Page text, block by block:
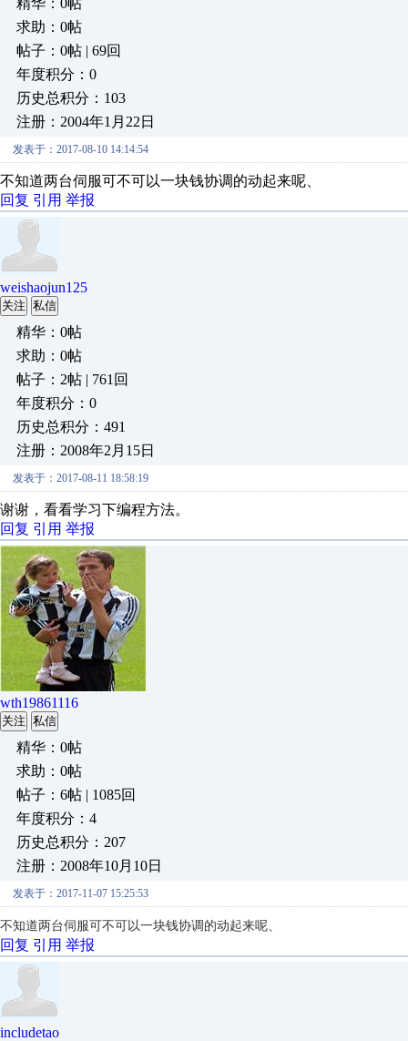
精华：0帖
求助：0帖
帖子：0帖 | 69回
年度积分：0
历史总积分：103
注册：2004年1月22日
发表于：2017-08-10 14:14:54
不知道两台伺服可不可以一块钱协调的动起来呢、
回复 引用 举报
weishaojun125
关注 私信
精华：0帖
求助：0帖
帖子：2帖 | 761回
年度积分：0
历史总积分：491
注册：2008年2月15日
发表于：2017-08-11 18:58:19
谢谢，看看学习下编程方法。
回复 引用 举报
wth19861116
关注 私信
精华：0帖
求助：0帖
帖子：6帖 | 1085回
年度积分：4
历史总积分：207
注册：2008年10月10日
发表于：2017-11-07 15:25:53
不知道两台伺服可不可以一块钱协调的动起来呢、
回复 引用 举报
includetao